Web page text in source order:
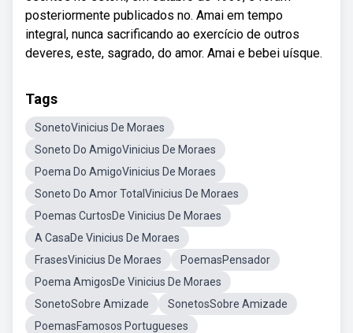
posteriormente publicados no. Amai em tempo
integral, nunca sacrificando ao exercício de outros
deveres, este, sagrado, do amor. Amai e bebei uísque.
Tags
SonetoVinicius De Moraes
Soneto Do AmigoVinicius De Moraes
Poema Do AmigoVinicius De Moraes
Soneto Do Amor TotalVinicius De Moraes
Poemas CurtosDe Vinicius De Moraes
A CasaDe Vinicius De Moraes
FrasesVinicius De Moraes
PoemasPensador
Poema AmigosDe Vinicius De Moraes
SonetoSobre Amizade
SonetosSobre Amizade
PoemasFamosos Portugueses